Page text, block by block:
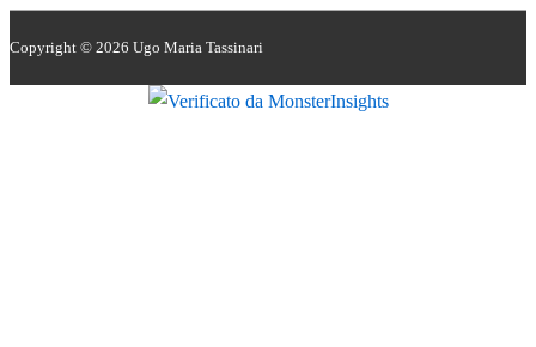
Copyright © 2026 Ugo Maria Tassinari